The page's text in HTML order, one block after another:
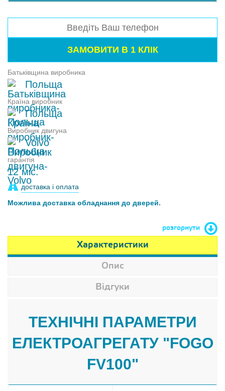
Батьківщина виробника
Польща
Країна виробник
Польща
Виробник двигуна
Volvo
гарантія
12 міс.
доставка і оплата
Можлива доставка обладнання до дверей.
розгорнути
Характеристики
Опис
Відгуки
ТЕХНІЧНІ ПАРАМЕТРИ
ЕЛЕКТРОАГРЕГАТУ "FOGO
FV100"